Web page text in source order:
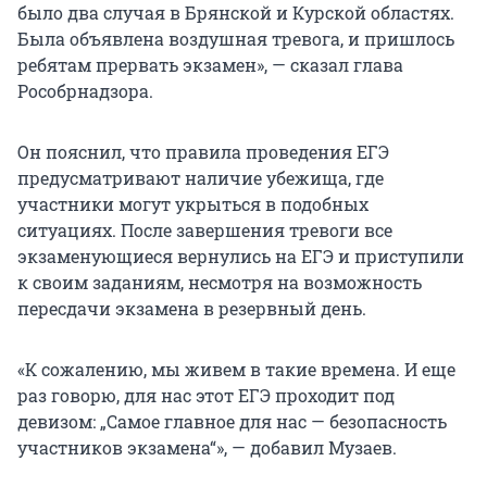
было два случая в Брянской и Курской областях.
Была объявлена воздушная тревога, и пришлось
ребятам прервать экзамен», — сказал глава
Рособрнадзора.
Он пояснил, что правила проведения ЕГЭ
предусматривают наличие убежища, где
участники могут укрыться в подобных
ситуациях. После завершения тревоги все
экзаменующиеся вернулись на ЕГЭ и приступили
к своим заданиям, несмотря на возможность
пересдачи экзамена в резервный день.
«К сожалению, мы живем в такие времена. И еще
раз говорю, для нас этот ЕГЭ проходит под
девизом: „Самое главное для нас — безопасность
участников экзамена“», — добавил Музаев.